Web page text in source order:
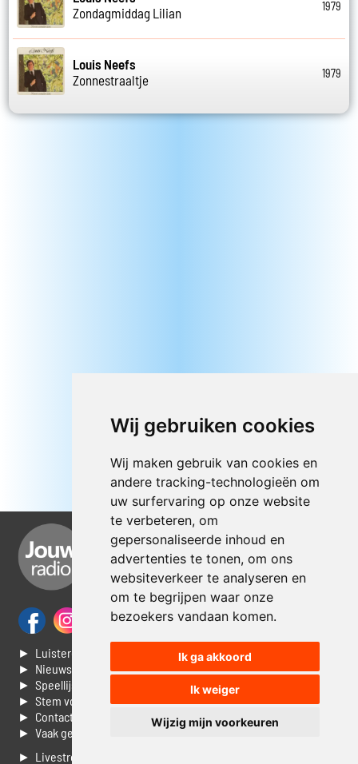
Wij gebruiken cookies
Wij maken gebruik van cookies en
andere tracking-technologieën om
uw surfervaring op onze website
te verbeteren, om
gepersonaliseerde inhoud en
advertenties te tonen, om ons
websiteverkeer te analyseren en
om te begrijpen waar onze
bezoekers vandaan komen.
Ik ga akkoord
Ik weiger
Wijzig mijn voorkeuren
Zondagmiddag Lilian
1979
Louis Neefs
Zonnestraaltje
1979
► Luisteren naar Jouwradio
► Nieuws
► Speellijst
► Stem voor de Dag top 3
► Contacteer ons
► Vaak gestelde vragen
► Livestream informatie